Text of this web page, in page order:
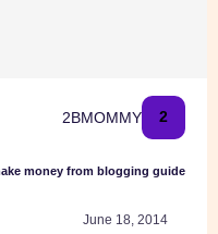
2
2BMOMMY
money from blogging guide
June 18, 2014